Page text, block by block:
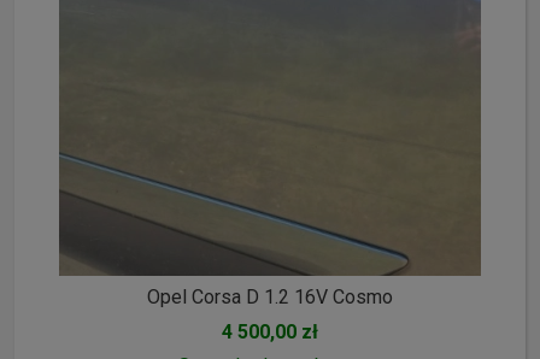
Opel Corsa D 1.2 16V Cosmo
4 500,00 zł